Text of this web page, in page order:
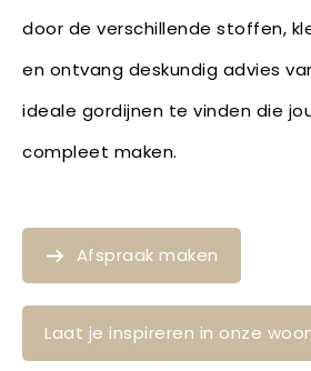
door de verschillende stoffen,
en ontvang deskundig advies
ideale gordijnen te vinden die
compleet maken.
Afspraak maken
Laat je inspireren in onze